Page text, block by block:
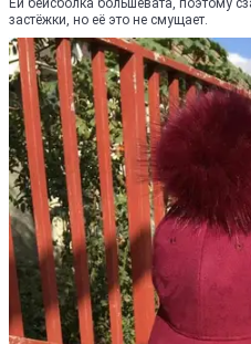
Ей бейсболка большевата, поэтому
застёжки, но её это не смущает.